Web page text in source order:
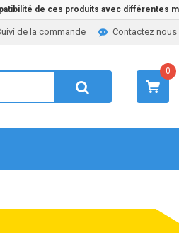
de ces produits avec différentes
Contactez nous
de la commande
0